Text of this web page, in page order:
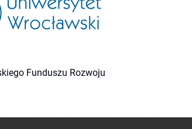
Funduszu Rozwoju